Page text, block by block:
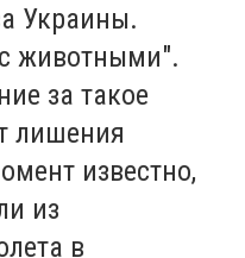
Украины.
животными".
за такое
лишения
известно,
из
в